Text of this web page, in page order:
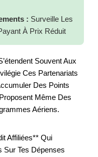
: Surveille Les
À Prix Réduit
Souvent Aux
Ces Partenariats
Des Points
Même Des
Aériens.
Affiliées** Qui
Sur Tes Dépenses